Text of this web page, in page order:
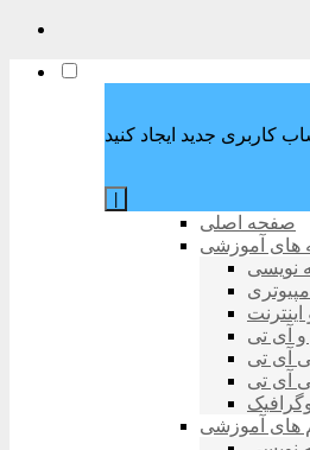
صفحه اصلی
های آموزشی
نویسی
و آی تی
آی تی
آی تی
های آموزشی